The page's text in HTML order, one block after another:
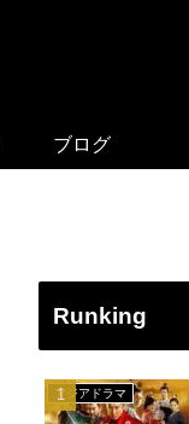
ブログ
Runking
アジアドラマ